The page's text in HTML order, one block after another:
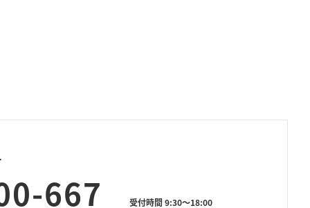
667 受付時間 9:30～18:00